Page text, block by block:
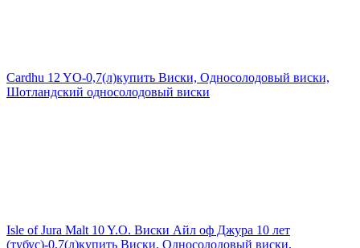
Cardhu 12 YO-0,7(л)купить Виски, Односолодовый виски,
Шотландский односолодовый виски
Isle of Jura Malt 10 Y.O. Виски Айл оф Джура 10 лет
(тубус)-0,7(л)купить Виски, Односолодовый виски,